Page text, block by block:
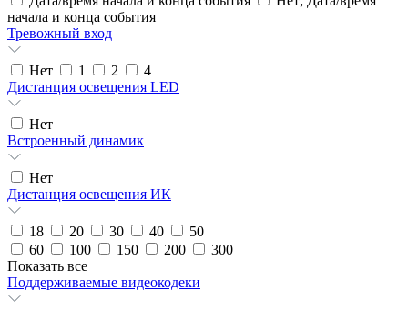
начала и конца события
Тревожный вход
Нет 1 2
4
Дистанция освещения LED
Нет
Встроенный динамик
Нет
Дистанция освещения ИК
18 20 30 40
50
60
100 150 200
300
Показать все
Поддерживаемые видеокодеки